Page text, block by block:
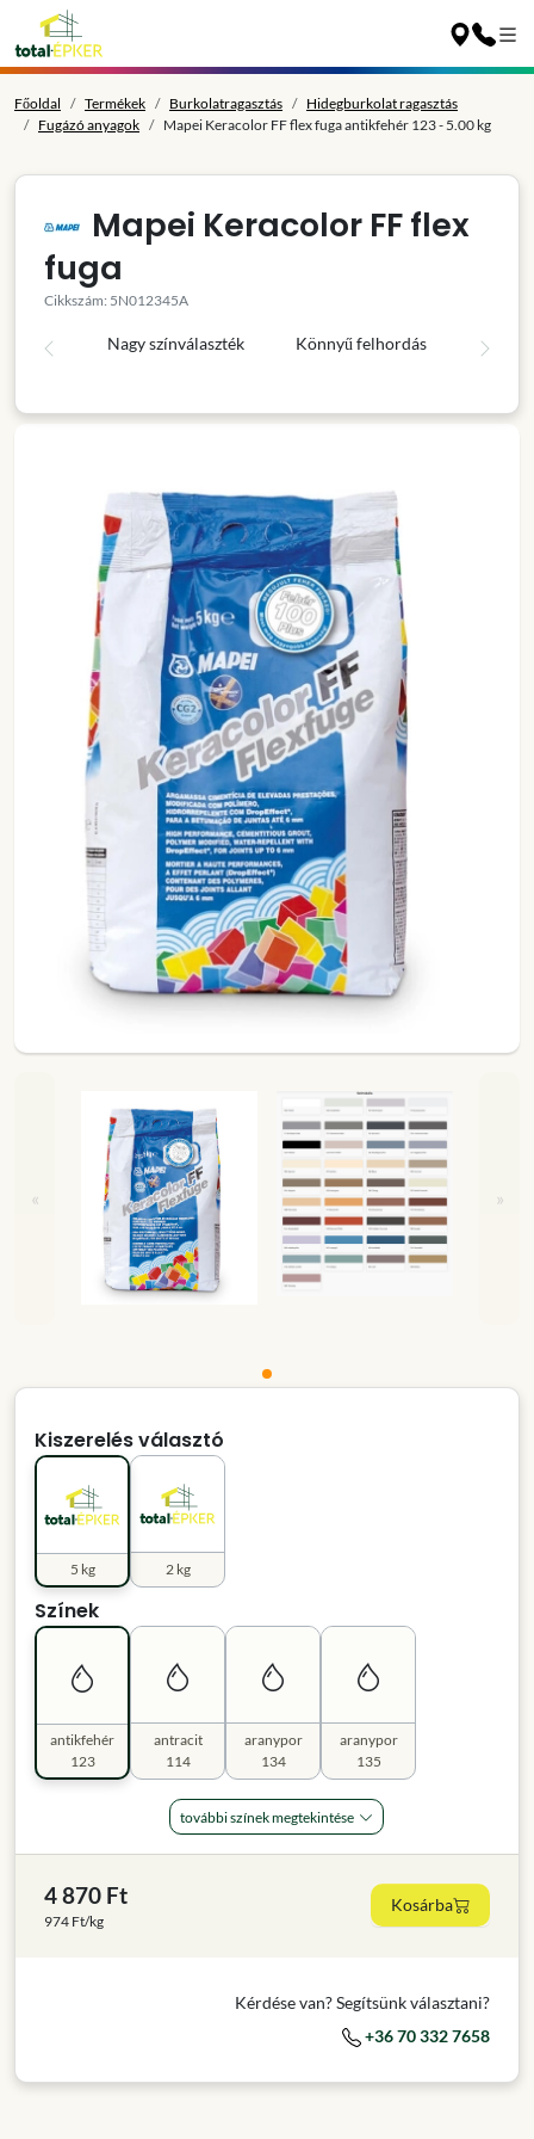
Főoldal Termékek Burkolatragasztás
Hidegburkolat ragasztás
Fugázó anyagok
Mapei Keracolor FF flex fuga antikfehér 123 - 5.00 kg
Mapei Keracolor FF flex
fuga
Cikkszám: 5N012345A
Nagy színválaszték Könnyű felhordás
« »
Kiszerelés választó
2 kg
5 kg
Színek
antikfehér
123
antracit
114
aranypor
134
aranypor
135
további színek megtekintése
4 870 Ft
974 Ft/kg
Kosárba
Kérdése van? Segítsünk választani?
+36 70 332 7658